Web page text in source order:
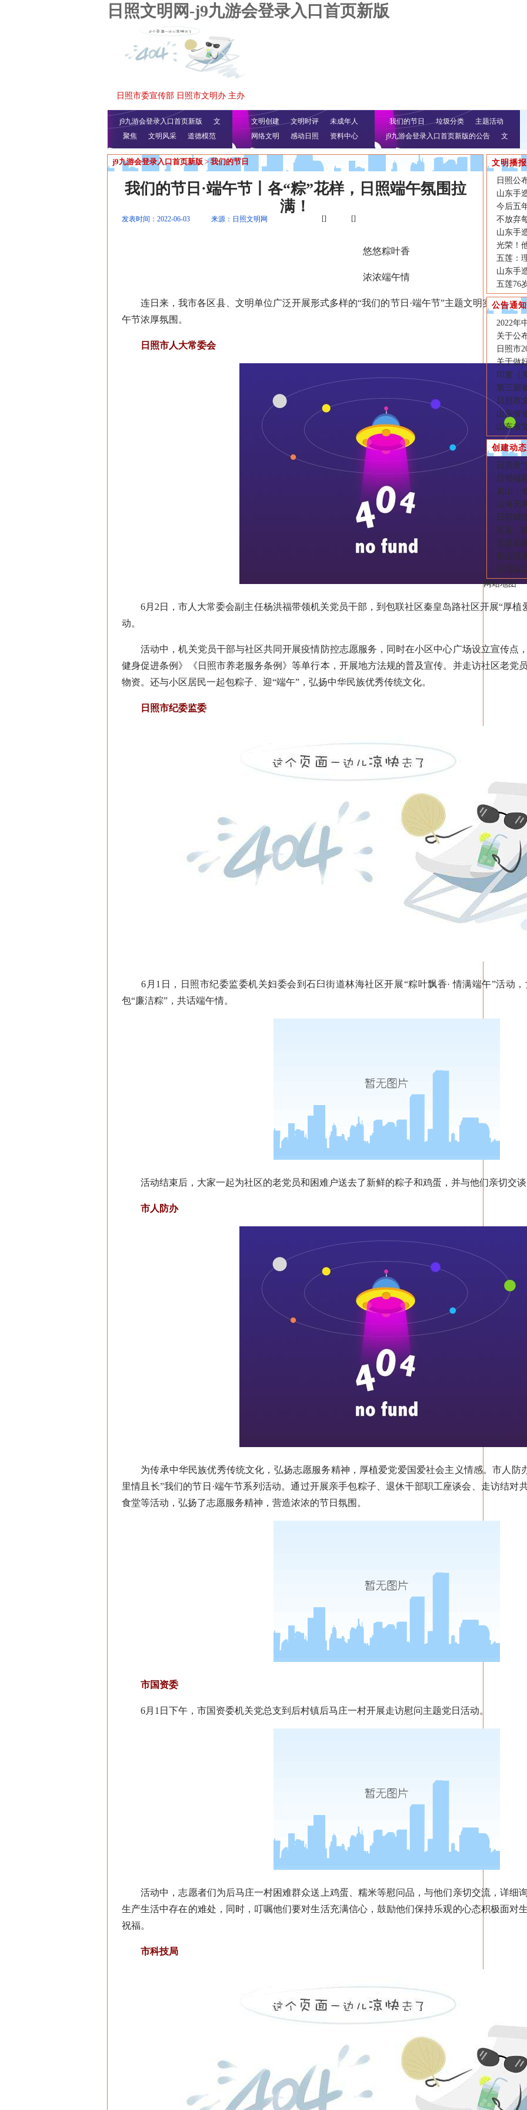
日照文明网-j9九游会登录入口首页新版
日照市委宣传部 日照市文明办 主办
j9九游会登录入口首页新版
文
明播报
公益视频
聚焦 文明风采 道德模范
文明创建 文明时评
未成年人
网络文明
感动日照 资料中心
我们的节日 垃圾分类
主题活动
j9九游会登录入口首页新版的公告
文
明行动
j9九游会登录入口首页新版 > 我们的节日
我们的节日·端午节丨各“粽”花样，日照端午氛围拉
满！
发表时间：2022-06-03 来源：日照文明网 [] []
悠悠粽叶香
浓浓端午情
连日来，我市各区县、文明单位广泛开展形式多样的“我们的节日·端午节”主题文明实践志愿
午节浓厚氛围。
日照市人大常委会
6月2日，市人大常委会副主任杨洪福带领机关党员干部，到包联社区秦皇岛路社区开展“厚植
动。
活动中，机关党员干部与社区共同开展疫情防控志愿服务，同时在小区中心广场设立宣传点
健身促进条例》《日照市养老服务条例》等单行本，开展地方法规的普及宣传。并走访社区老党
物资。还与小区居民一起包粽子、迎“端午”，弘扬中华民族优秀传统文化。
日照市纪委监委
6月1日，日照市纪委监委机关妇委会到石臼街道林海社区开展“粽叶飘香· 情满端午”活动
包“廉洁粽”，共话端午情。
活动结束后，大家一起为社区的老党员和困难户送去了新鲜的粽子和鸡蛋，并与他们亲切交
市人防办
为传承中华民族优秀传统文化，弘扬志愿服务精神，厚植爱党爱国爱社会主义情感。市人防
里情且长”我们的节日·端午节系列活动。通过开展亲手包粽子、退休干部职工座谈会、走访结对
食堂等活动，弘扬了志愿服务精神，营造浓浓的节日氛围。
市国资委
6月1日下午，市国资委机关党总支到后村镇后马庄一村开展走访慰问主题党日活动。
活动中，志愿者们为后马庄一村困难群众送上鸡蛋、糯米等慰问品，与他们亲切交流，详细
生产生活中存在的难处，同时，叮嘱他们要对生活充满信心，鼓励他们保持乐观的心态积极面对
祝福。
市科技局
文明播报
日照公
山东手
今后五
不放弃
山东手
光荣！
五莲：
山东手
五莲76
公告通知
2022年
关于公
日照市
关于做
印发《
第三届
日照市
山东省
山东省
创建动态
日照市
日照福
岚山：
山海天
日照城
莒县：
五莲县
岚山区
日照岚
网站地图